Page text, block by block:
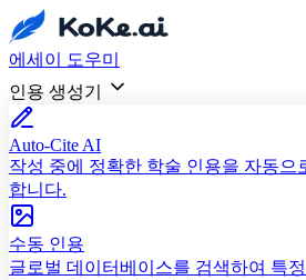
에세이 도우미
인용 생성기
Auto-Cite AI
작성 중에 정확한 학술 인용을 자동으
합니다.
수동 인용
글로벌 데이터베이스를 검색하여 특